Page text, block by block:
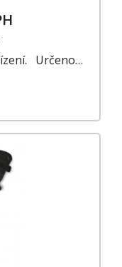
Určeno…